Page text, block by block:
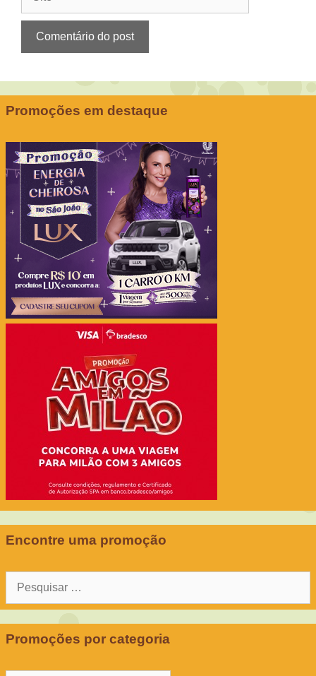
Promoções em destaque
Encontre uma promoção
Pesquisar
Promoções por categoria